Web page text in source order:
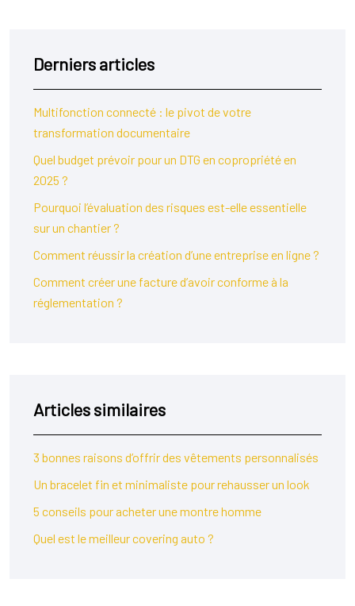
Derniers articles
Multifonction connecté : le pivot de votre
transformation documentaire
Quel budget prévoir pour un DTG en copropriété en
2025 ?
Pourquoi l’évaluation des risques est-elle essentielle
sur un chantier ?
Comment réussir la création d’une entreprise en ligne ?
Comment créer une facture d’avoir conforme à la
réglementation ?
Articles similaires
3 bonnes raisons d’offrir des vêtements personnalisés
Un bracelet fin et minimaliste pour rehausser un look
5 conseils pour acheter une montre homme
Quel est le meilleur covering auto ?